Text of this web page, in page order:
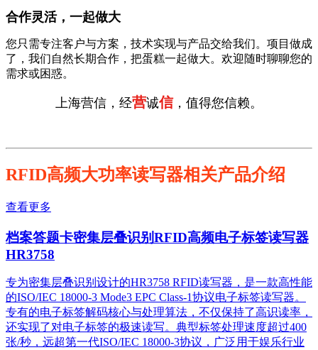
合作灵活，一起做大
您只需专注客户与方案，技术实现与产品交给我们。项目做成
了，我们自然长期合作，把蛋糕一起做大。欢迎随时聊聊您的
需求或困惑。
上海营信，经营诚信，值得您信赖。
RFID高频大功率读写器相关产品介绍
查看更多
档案答题卡密集层叠识别RFID高频电子标签读写器
HR3758
专为密集层叠识别设计的HR3758 RFID读写器，是一款高性能
的ISO/IEC 18000-3 Mode3 EPC Class-1协议电子标签读写器。
专有的电子标签解码核心与处理算法，不仅保持了高识读率，
还实现了对电子标签的极速读写。典型标签处理速度超过400
张/秒，远超第一代ISO/IEC 18000-3协议，广泛用于娱乐行业